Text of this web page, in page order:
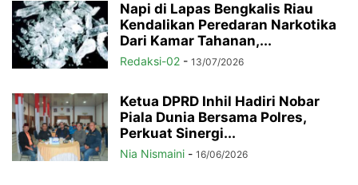
Napi di Lapas Bengkalis Riau
Kendalikan Peredaran Narkotika
Dari Kamar Tahanan,...
Redaksi-02 - 13/07/2026
Ketua DPRD Inhil Hadiri Nobar
Piala Dunia Bersama Polres,
Perkuat Sinergi...
Nia Nismaini - 16/06/2026